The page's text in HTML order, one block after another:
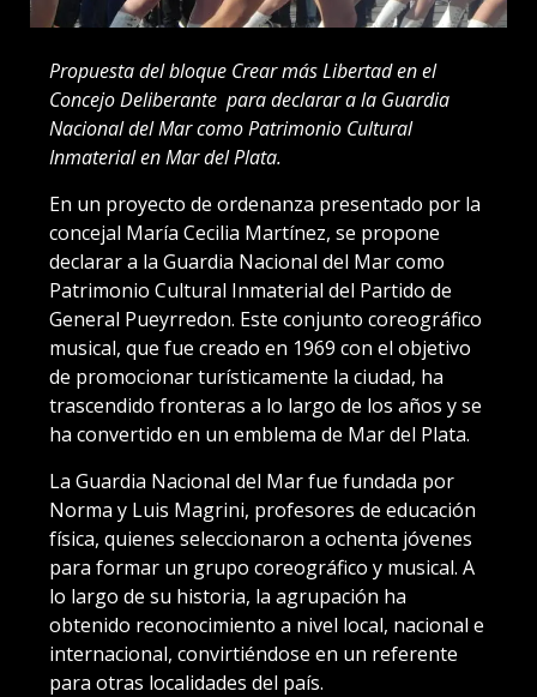
Propuesta del bloque Crear más Libertad en el
Concejo Deliberante para declarar a la Guardia
Nacional del Mar como Patrimonio Cultural
Inmaterial en Mar del Plata.
En un proyecto de ordenanza presentado por la
concejal María Cecilia Martínez, se propone
declarar a la Guardia Nacional del Mar como
Patrimonio Cultural Inmaterial del Partido de
General Pueyrredon. Este conjunto coreográfico
musical, que fue creado en 1969 con el objetivo
de promocionar turísticamente la ciudad, ha
trascendido fronteras a lo largo de los años y se
ha convertido en un emblema de Mar del Plata.
La Guardia Nacional del Mar fue fundada por
Norma y Luis Magrini, profesores de educación
física, quienes seleccionaron a ochenta jóvenes
para formar un grupo coreográfico y musical. A
lo largo de su historia, la agrupación ha
obtenido reconocimiento a nivel local, nacional e
internacional, convirtiéndose en un referente
para otras localidades del país.